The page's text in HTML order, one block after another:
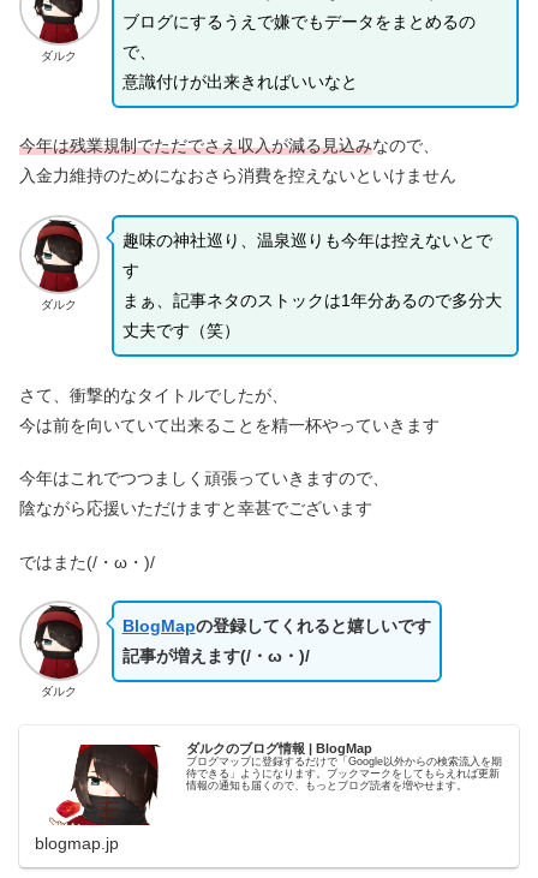
ダルク
ブログにするうえで嫌でもデータをまとめるの
で、
意識付けが出来きればいいなと
今年は残業規制でただでさえ収入が減る見込みなので、
入金力維持のためになおさら消費を控えないといけません
ダルク
趣味の神社巡り、温泉巡りも今年は控えないとで
す
まぁ、記事ネタのストックは1年分あるので多分大
丈夫です（笑）
さて、衝撃的なタイトルでしたが、
今は前を向いていて出来ることを精一杯やっていきます
今年はこれでつつましく頑張っていきますので、
陰ながら応援いただけますと幸甚でございます
ではまた(/・ω・)/
ダルク
BlogMapの登録してくれると嬉しいです
記事が増えます(/・ω・)/
ダルクのブログ情報 | BlogMap
ブログマップに登録するだけで「Google以外からの検索流入を期
待できる」ようになります。ブックマークをしてもらえれば更新
情報の通知も届くので、もっとブログ読者を増やせます。
blogmap.jp